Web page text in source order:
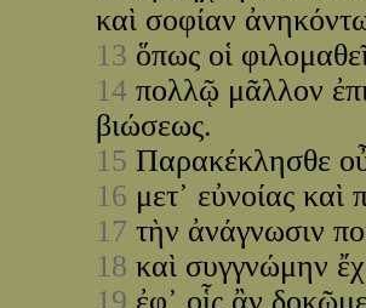
καὶ σοφίαν
13 ὅπως οἱ
14 πολλῷ μᾶλλον
βιώσεως.
15 Παρακέκλησθε
16 μετ᾽ εὐνοίας
17 τὴν ἀνάγνωσιν
18 καὶ συγγνώμην
19 ἐφ᾽ οἷς ἂν